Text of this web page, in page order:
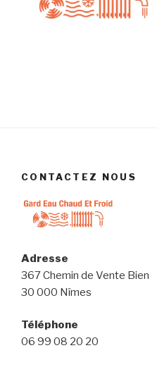
CONTACTEZ NOUS
Adresse
367 Chemin de Vente Bien
30 000 Nîmes
Téléphone
06 99 08 20 20